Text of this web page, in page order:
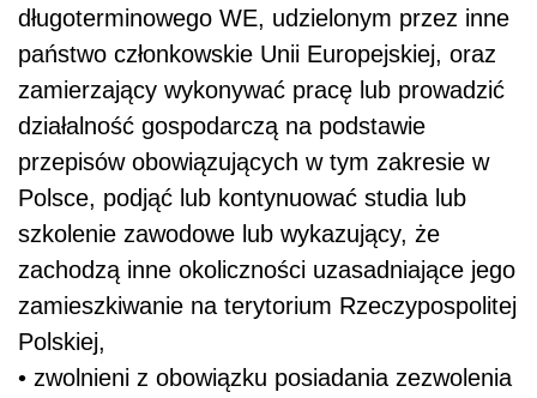
długoterminowego WE, udzielonym przez inne
państwo członkowskie Unii Europejskiej, oraz
zamierzający wykonywać pracę lub prowadzić
działalność gospodarczą na podstawie
przepisów obowiązujących w tym zakresie w
Polsce, podjąć lub kontynuować studia lub
szkolenie zawodowe lub wykazujący, że
zachodzą inne okoliczności uzasadniające jego
zamieszkiwanie na terytorium Rzeczypospolitej
Polskiej,
• zwolnieni z obowiązku posiadania zezwolenia